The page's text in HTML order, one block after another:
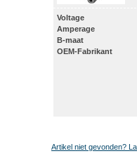
Voltage
Amperage
B-maat
OEM-Fabrikant
Artikel niet gevonden?